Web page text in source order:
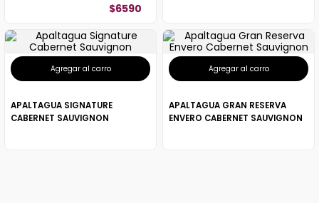
$6590
Agregar al carro
APALTAGUA SIGNATURE
CABERNET SAUVIGNON
Agregar al carro
APALTAGUA GRAN RESERVA
ENVERO CABERNET SAUVIGNON
reserva